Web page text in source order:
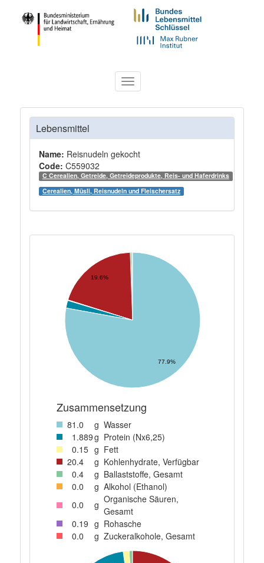
Toggle
navigation
Lebensmittel
Name: Reisnudeln gekocht
Code: C559032
C Cerealien, Getreide, Getreideprodukte, Reis- und Haferdrinks
Cerealien, Müsli, Reisnudeln und Fleischersatz
19.6%
77.9%
Zusammensetzung
81 .0 g Wasser
1 .889g Protein (Nx6,25)
0.15 g Fett
20.4 g Kohlenhydrate, Verfügbar
0.4 g Ballaststoffe, Gesamt
0.0 g Alkohol (Ethanol)
0.0 g Organische Säuren,
Gesamt
0.19 g Rohasche
0.0 g Zuckeralkohole, Gesamt